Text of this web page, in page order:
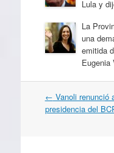
Lula y
La
una
emitida
Eugenia
Navegación
por
← Vanoli renunció
presidencia del